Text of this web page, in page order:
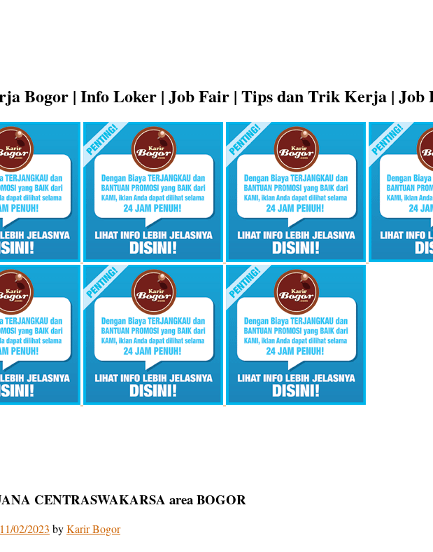
Bogor | Info Loker | Job Fair | Tips dan Trik Kerja | Job
CENTRASWAKARSA area BOGOR
11/02/2023 byKarir Bogor